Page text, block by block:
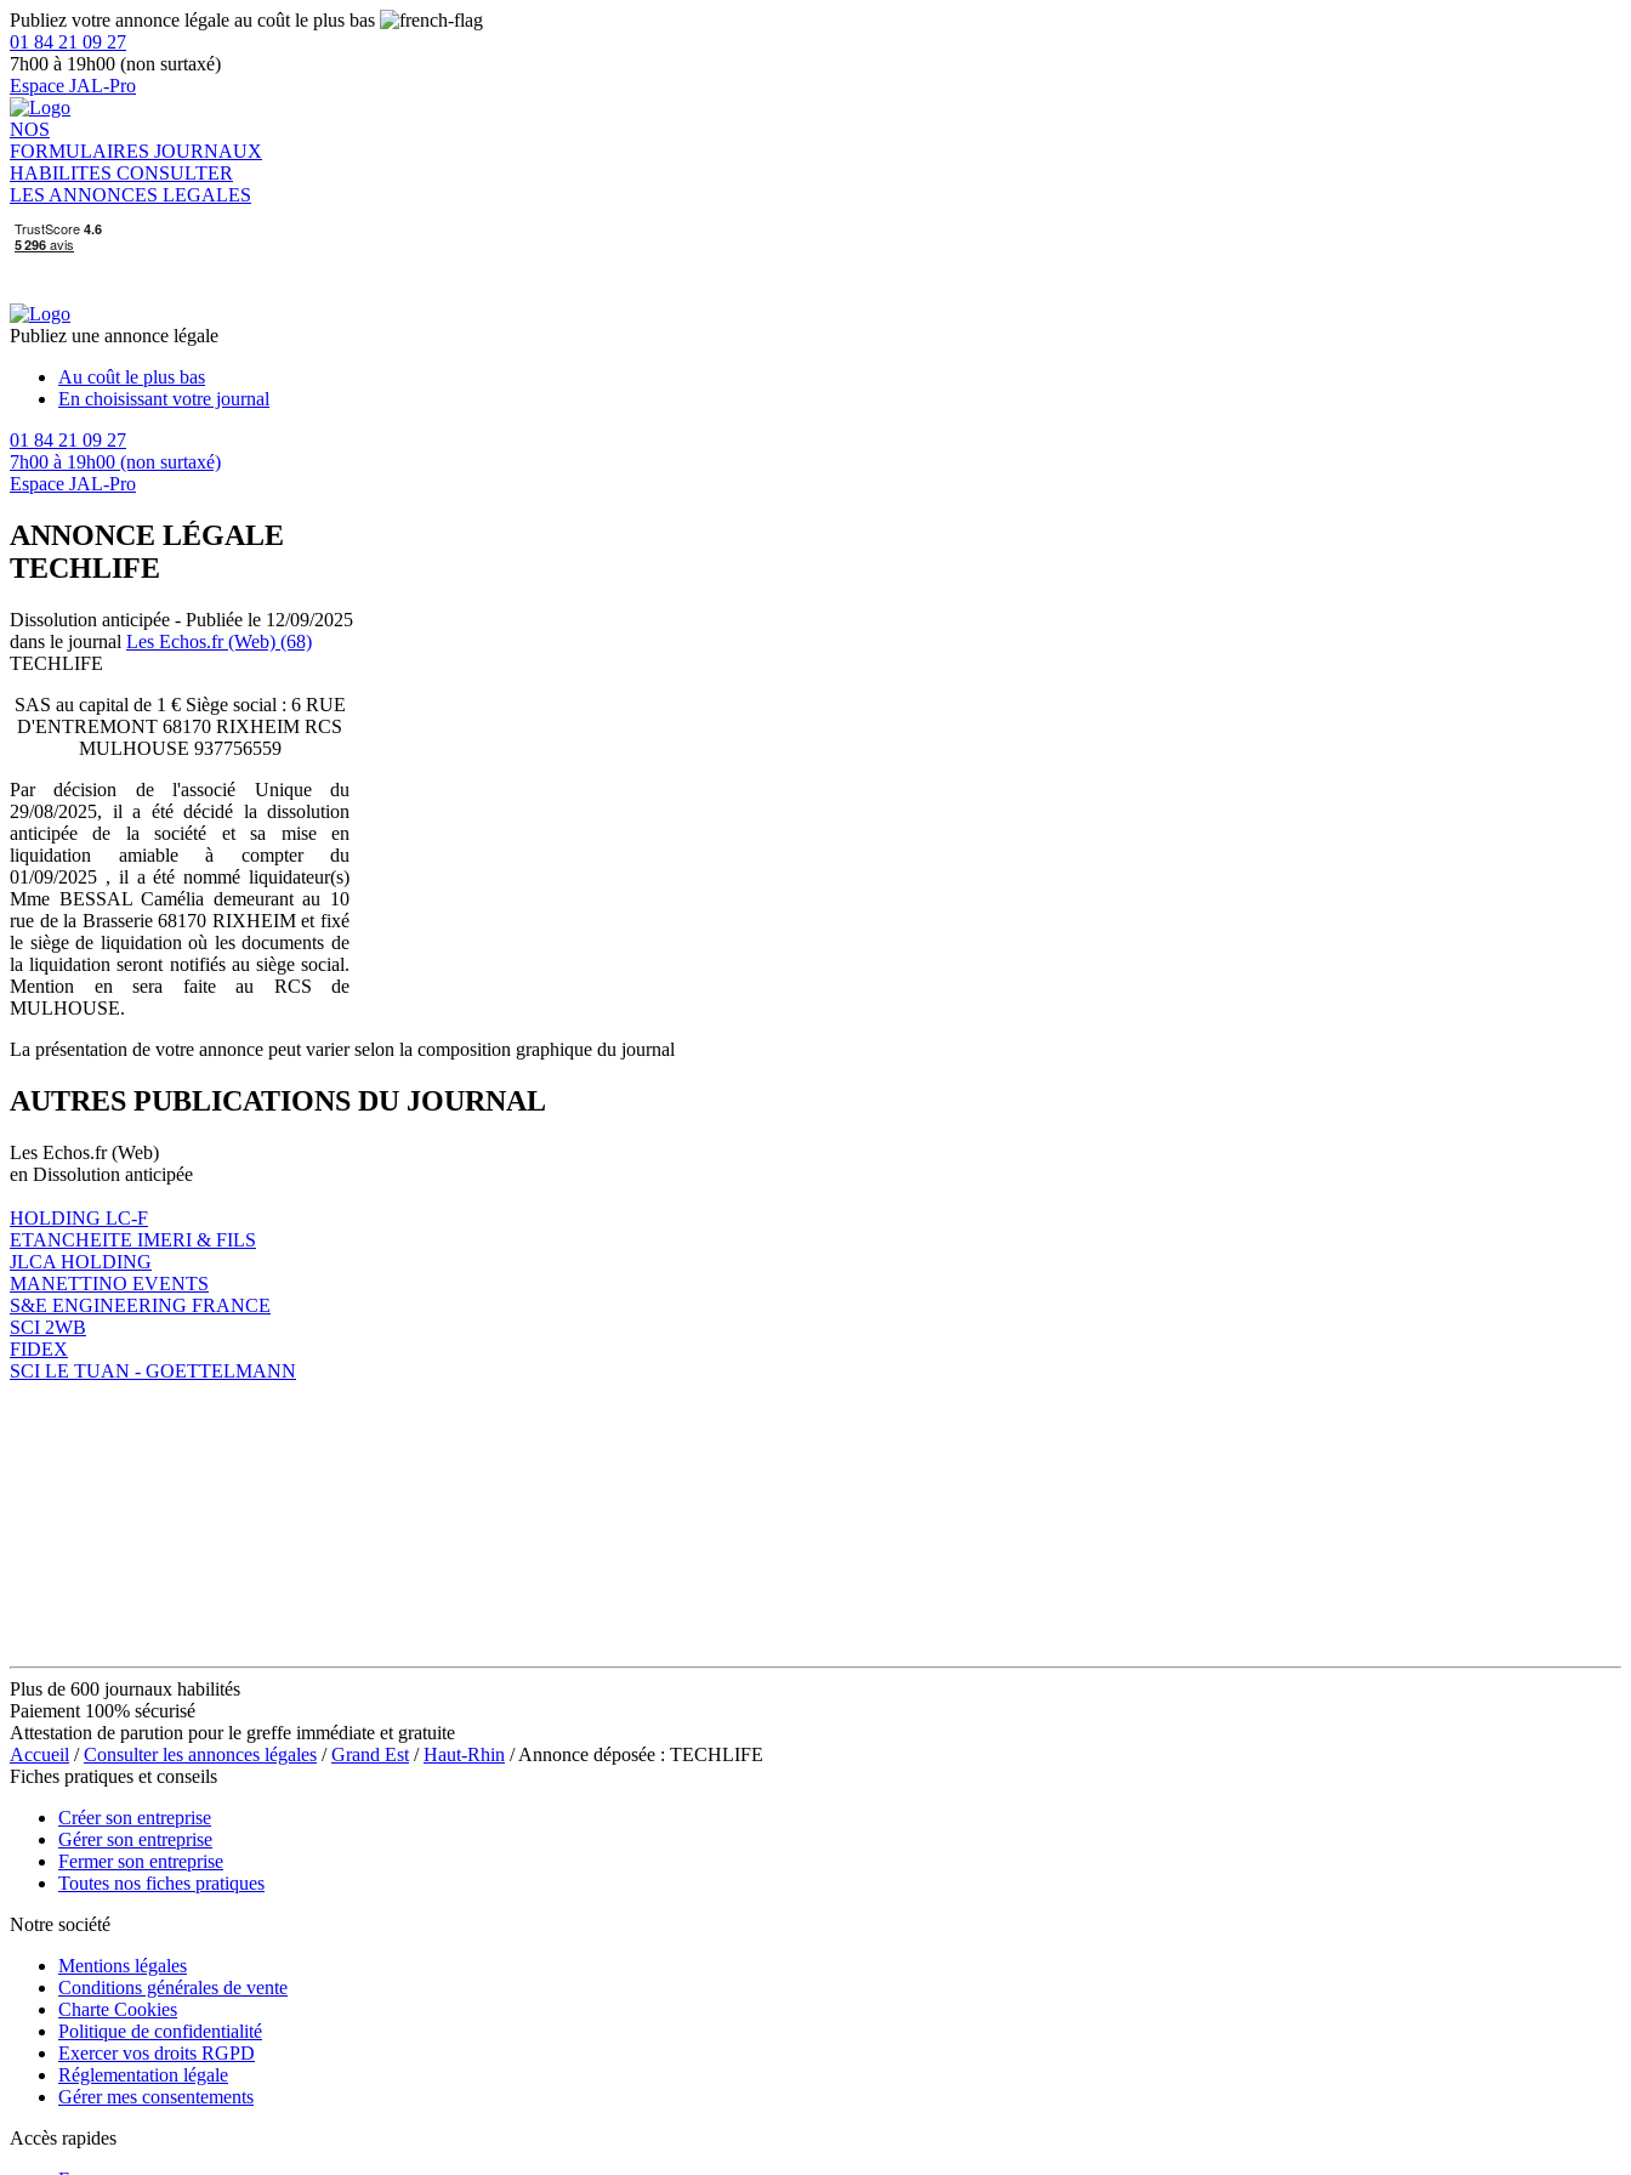
Publiez votre annonce légale au coût le plus bas
01 84 21 09 27
7h00 à 19h00 (non surtaxé)
Espace JAL-Pro
NOS
FORMULAIRES JOURNAUX
HABILITES CONSULTER
LES ANNONCES LEGALES
Publiez une annonce légale
Au coût le plus bas
En choisissant votre journal
01 84 21 09 27
7h00 à 19h00 (non surtaxé)
Espace JAL-Pro
ANNONCE LÉGALE
TECHLIFE
Dissolution anticipée - Publiée le 12/09/2025
dans le journal Les Echos.fr (Web) (68)
TECHLIFE
SAS au capital de 1 € Siège social : 6 RUE
D'ENTREMONT 68170 RIXHEIM RCS
MULHOUSE 937756559
Par décision de l'associé Unique du
29/08/2025, il a été décidé la dissolution
anticipée de la société et sa mise en
liquidation amiable à compter du
01/09/2025 , il a été nommé liquidateur(s)
Mme BESSAL Camélia demeurant au 10
rue de la Brasserie 68170 RIXHEIM et fixé
le siège de liquidation où les documents de
la liquidation seront notifiés au siège social.
Mention en sera faite au RCS de
MULHOUSE.
La présentation de votre annonce peut varier selon la composition graphique du journal
AUTRES PUBLICATIONS DU JOURNAL
Les Echos.fr (Web)
en Dissolution anticipée
HOLDING LC-F
ETANCHEITE IMERI & FILS
JLCA HOLDING
MANETTINO EVENTS
S&E ENGINEERING FRANCE
SCI 2WB
FIDEX
SCI LE TUAN - GOETTELMANN
Plus de 600 journaux habilités
Paiement 100% sécurisé
Attestation de parution pour le greffe immédiate et gratuite
Accueil /Consulter les annonces légales /Grand Est /Haut-Rhin / Annonce déposée : TECHLIFE
Fiches pratiques et conseils
Créer son entreprise
Gérer son entreprise
Fermer son entreprise
Toutes nos fiches pratiques
Notre société
Mentions légales
Conditions générales de vente
Charte Cookies
Politique de confidentialité
Exercer vos droits RGPD
Réglementation légale
Gérer mes consentements
Accès rapides